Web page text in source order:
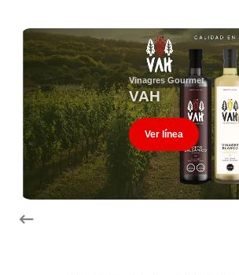
Vinagres Gourmet
VAH
Ver línea